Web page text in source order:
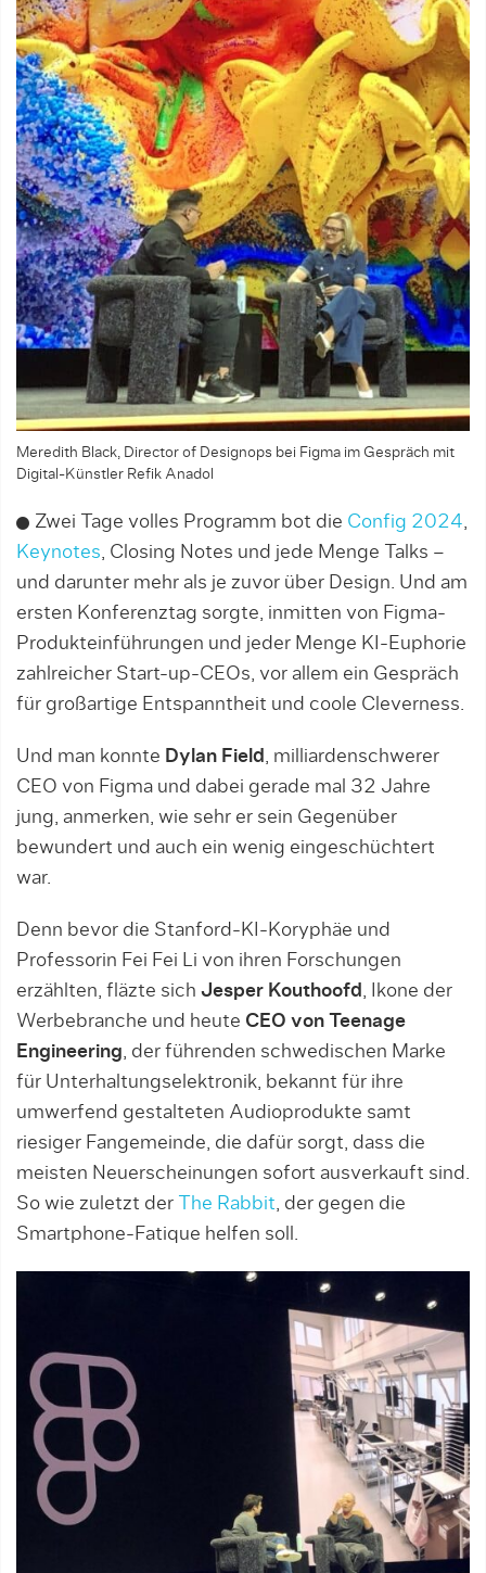
Meredith Black, Director of Designops bei Figma im Gespräch mit
Digital-Künstler Refik Anadol
Zwei Tage volles Programm bot die Config 2024,
Keynotes, Closing Notes und jede Menge Talks –
und darunter mehr als je zuvor über Design. Und am
ersten Konferenztag sorgte, inmitten von Figma-
Produkteinführungen und jeder Menge KI-Euphorie
zahlreicher Start-up-CEOs, vor allem ein Gespräch
für großartige Entspanntheit und coole Cleverness.
Und man konnte Dylan Field , milliardenschwerer
CEO von Figma und dabei gerade mal 32 Jahre
jung, anmerken, wie sehr er sein Gegenüber
bewundert und auch ein wenig eingeschüchtert
war.
Denn bevor die Stanford-KI-Koryphäe und
Professorin Fei Fei Li von ihren Forschungen
erzählten, fläzte sich Jesper Kouthoofd , Ikone der
Werbebranche und heute CEO von Teenage
Engineering, der führenden schwedischen Marke
für Unterhaltungselektronik, bekannt für ihre
umwerfend gestalteten Audioprodukte samt
riesiger Fangemeinde, die dafür sorgt, dass die
meisten Neuerscheinungen sofort ausverkauft sind.
So wie zuletzt der
The Rabbit, der gegen die
Smartphone-Fatique helfen soll.